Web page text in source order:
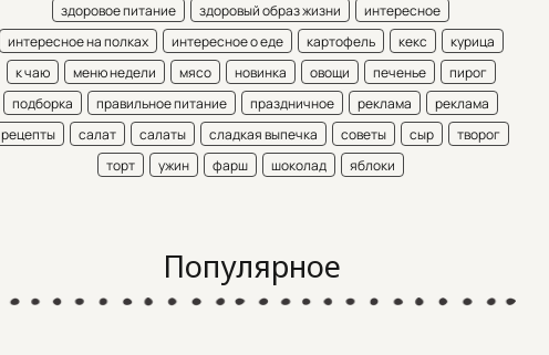
здоровое питание
здоровый образ жизни
интересное
интересное на полках
интересное о еде картофель кекс
курица
к чаю
меню недели мясо новинка овощи печенье
пирог
подборка
правильное питание праздничное реклама
реклама
рецепты
салат салаты сладкая выпечка советы сыр
творог
торт
ужин фарш шоколад яблоки
Популярное